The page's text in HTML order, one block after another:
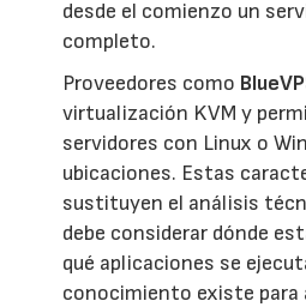
desde el comienzo un
completo.
Proveedores como
virtualización KVM y
servidores con Linux o
ubicaciones. Estas
sustituyen el análisis
debe considerar dónde
qué aplicaciones se
conocimiento existe para